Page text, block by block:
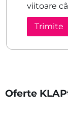
viitoare
Oferte